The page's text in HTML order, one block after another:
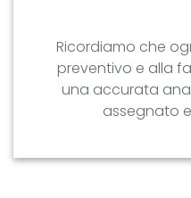
Ricordiamo che
preventivo e alla
una accurata
assegnato